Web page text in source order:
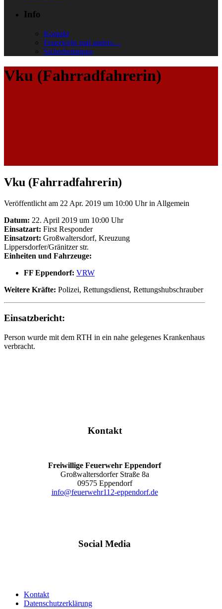
Info
Kontakt
Feuerwehr mal anders…
Sicherheitstipps
Vku (Fahrradfahrerin)
Vku (Fahrradfahrerin)
Veröffentlicht am 22 Apr. 2019 um 10:00 Uhrin Allgemein
Datum: 22. April 2019 um 10:00 Uhr
Einsatzart: First Responder
Einsatzort: Großwaltersdorf, Kreuzung
Lippersdorfer/Gränitzer str.
Einheiten und Fahrzeuge:
FF Eppendorf: VRW
Weitere Kräfte: Polizei, Rettungsdienst, Rettungshubschrauber
Einsatzbericht:
Person wurde mit dem RTH in ein nahe gelegenes Krankenhaus
verbracht.
Kontakt
Freiwillige Feuerwehr Eppendorf
Großwaltersdorfer Straße 8a
09575 Eppendorf
info@feuerwehr112-eppendorf.de
Social Media
Kontakt
Datenschutzerklärung